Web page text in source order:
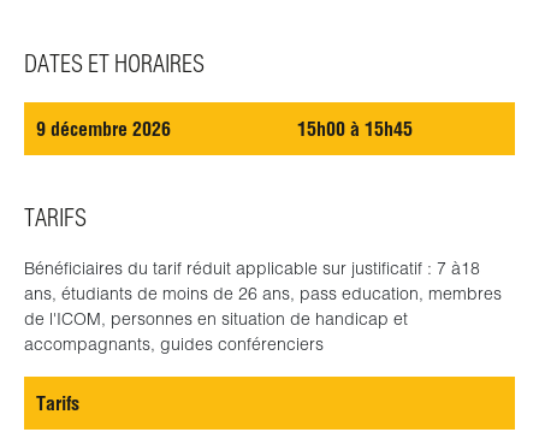
DATES ET HORAIRES
9 décembre 2026 15h00 à 15h45
TARIFS
Bénéficiaires du tarif réduit applicable sur justificatif : 7 à18
ans, étudiants de moins de 26 ans, pass education, membres
de l'ICOM, personnes en situation de handicap et
accompagnants, guides conférenciers
Tarifs